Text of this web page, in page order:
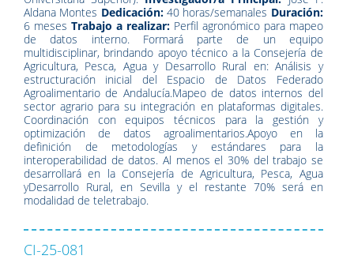
Aldana Montes Dedicación:40 horas/semanales Duración:
6 meses Trabajo a realizar:Perfil agronómico para mapeo
de datos interno. Formará parte de un equipo
multidisciplinar, brindando apoyo técnico a la Consejería de
Agricultura, Pesca, Agua y Desarrollo Rural en: Análisis y
estructuración inicial del Espacio de Datos Federado
Agroalimentario de Andalucía.Mapeo de datos internos del
sector agrario para su integración en plataformas digitales.
Coordinación con equipos técnicos para la gestión y
optimización de datos agroalimentarios.Apoyo en la
definición de metodologías y estándares para la
interoperabilidad de datos. Al menos el 30% del trabajo se
desarrollará en la Consejería de Agricultura, Pesca, Agua
yDesarrollo Rural, en Sevilla y el restante 70% será en
modalidad de teletrabajo.
CI-25-081